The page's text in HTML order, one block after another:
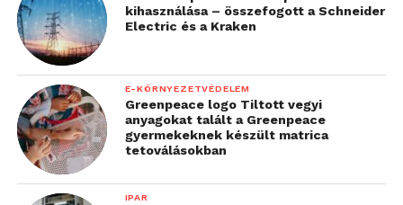
kihasználása – összefogott a Schneider
Electric és a Kraken
E-KÖRNYEZETVÉDELEM
Greenpeace logo Tiltott vegyi
anyagokat talált a Greenpeace
gyermekeknek készült matrica
tetoválásokban
IPAR